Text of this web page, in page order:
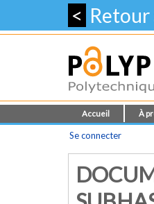
<
Accueil À
Se connecter